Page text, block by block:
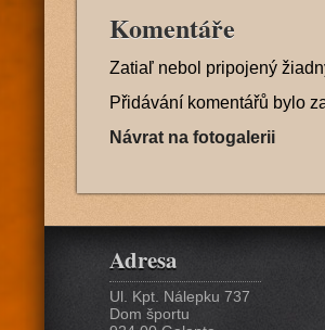
Komentáře
Zatiaľ nebol pripojený
Přidávání komentářů bylo
Návrat na fotogalerii
Adresa
Ul. Kpt. Nálepku 737
Dom športu